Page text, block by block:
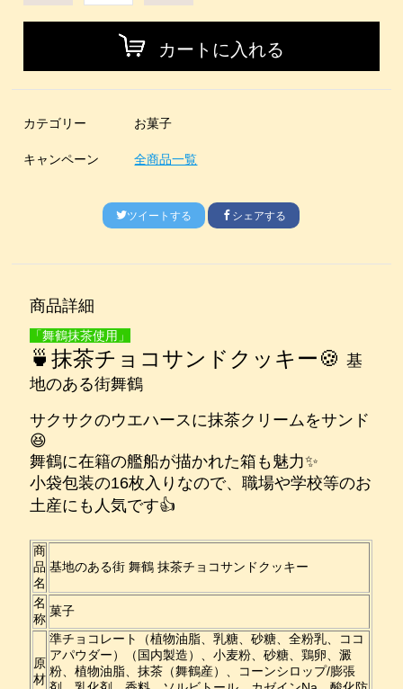
カートに入れる
カテゴリー お菓子
キャンペーン 全商品一覧
ツイートする シェアする
商品詳細
「舞鶴抹茶使用」
🍵抹茶チョコサンドクッキー🍪基
地のある街舞鶴
サクサクのウエハースに抹茶クリームをサンド
😆
舞鶴に在籍の艦船が描かれた箱も魅力✨
小袋包装の16枚入りなので、職場や学校等のお
土産にも人気です👍
商
品
名
基地のある街 舞鶴 抹茶チョコサンドクッキー
名
称
菓子
原
材
準チョコレート（植物油脂、乳糖、砂糖、全粉乳、ココ
アパウダー）（国内製造）、小麦粉、砂糖、鶏卵、澱
粉、植物油脂、抹茶（舞鶴産）、コーンシロップ/膨張